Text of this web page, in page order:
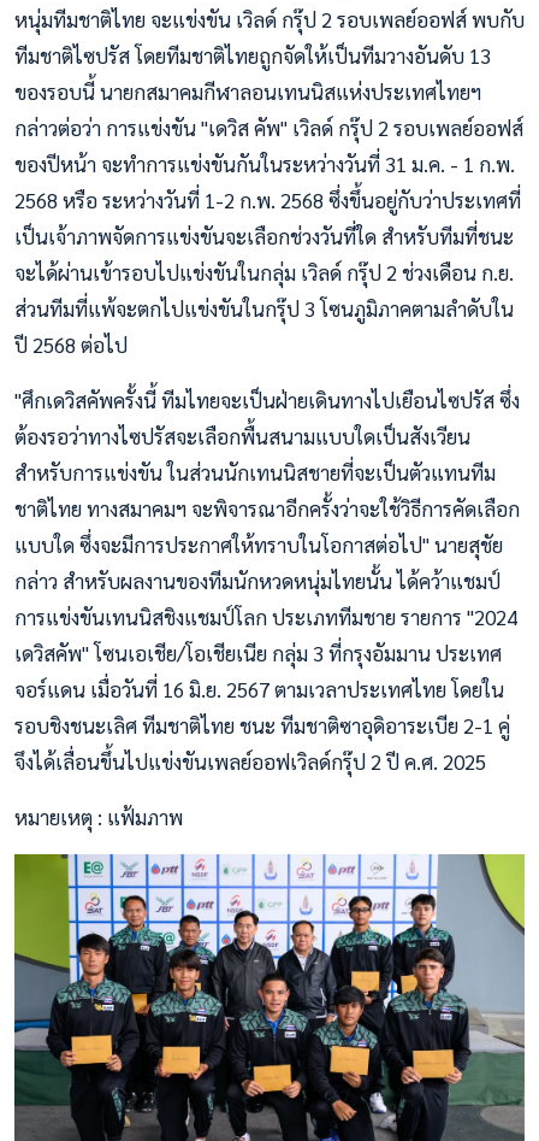
หนุ่มทีมชาติไทย จะแข่งขัน เวิลด์ กรุ๊ป 2 รอบเพลย์ออฟส์ พบกับ
ทีมชาติไซปรัส โดยทีมชาติไทยถูกจัดให้เป็นทีมวางอันดับ 13
ของรอบนี้ นายกสมาคมกีฬาลอนเทนนิสแห่งประเทศไทยฯ
กล่าวต่อว่า การแข่งขัน "เดวิส คัพ" เวิลด์ กรุ๊ป 2 รอบเพลย์ออฟส์
ของปีหน้า จะทำการแข่งขันกันในระหว่างวันที่ 31 ม.ค. - 1 ก.พ.
2568 หรือ ระหว่างวันที่ 1-2 ก.พ. 2568 ซึ่งขึ้นอยู่กับว่าประเทศที่
เป็นเจ้าภาพจัดการแข่งขันจะเลือกช่วงวันที่ใด สำหรับทีมที่ชนะ
จะได้ผ่านเข้ารอบไปแข่งขันในกลุ่ม เวิลด์ กรุ๊ป 2 ช่วงเดือน ก.ย.
ส่วนทีมที่แพ้จะตกไปแข่งขันในกรุ๊ป 3 โซนภูมิภาคตามลำดับใน
ปี 2568 ต่อไป
"ศึกเดวิสคัพครั้งนี้ ทีมไทยจะเป็นฝ่ายเดินทางไปเยือนไซปรัส ซึ่ง
ต้องรอว่าทางไซปรัสจะเลือกพื้นสนามแบบใดเป็นสังเวียน
สำหรับการแข่งขัน ในส่วนนักเทนนิสชายที่จะเป็นตัวแทนทีม
ชาติไทย ทางสมาคมฯ จะพิจารณาอีกครั้งว่าจะใช้วิธีการคัดเลือก
แบบใด ซึ่งจะมีการประกาศให้ทราบในโอกาสต่อไป" นายสุชัย
กล่าว สำหรับผลงานของทีมนักหวดหนุ่มไทยนั้น ได้คว้าแชมป์
การแข่งขันเทนนิสชิงแชมป์โลก ประเภททีมชาย รายการ "2024
เดวิสคัพ" โซนเอเชีย/โอเชียเนีย กลุ่ม 3 ที่กรุงอัมมาน ประเทศ
จอร์แดน เมื่อวันที่ 16 มิ.ย. 2567 ตามเวลาประเทศไทย โดยใน
รอบชิงชนะเลิศ ทีมชาติไทย ชนะ ทีมชาติซาอุดิอาระเบีย 2-1 คู่
จึงได้เลื่อนขึ้นไปแข่งขันเพลย์ออฟเวิลด์กรุ๊ป 2 ปี ค.ศ. 2025
หมายเหตุ : แฟ้มภาพ